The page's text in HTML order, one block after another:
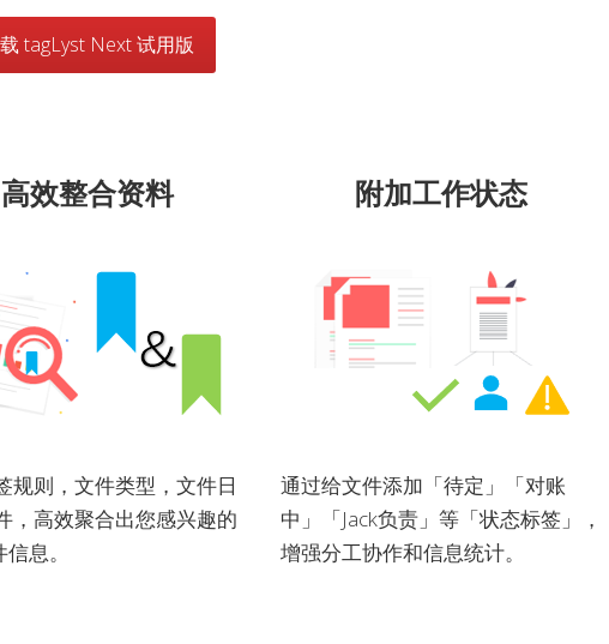
tagLyst Next 试用版
高效整合资料
规则，文件类型，文件日
，高效聚合出您感兴趣的
息。
附加工作状态
通过给文件添加「待定」「对账
中」「Jack负责」等「状态标签」，
增强分工协作和信息统计。